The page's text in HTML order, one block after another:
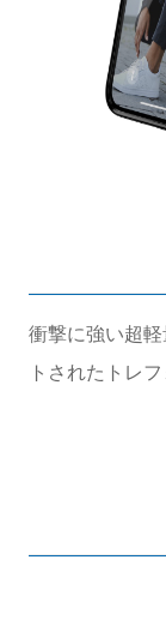
衝撃に強い超
トされたトレ